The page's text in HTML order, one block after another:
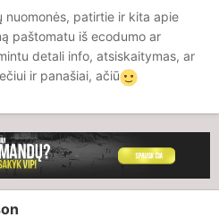
nuomonės, patirtie ir kita apie
paštomatu iš ecodumo ar
detali info, atsiskaitymas, ar
ir panašiai, ačiū